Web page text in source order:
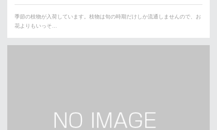
季節の枝物が入荷しています。枝物は旬の時期だけしか流通しませんので、お
花よりもいっそ…